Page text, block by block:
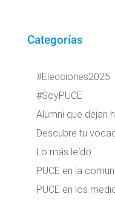
Categorías
#Elecciones2025
#SoyPUCE
Alumni que dejan
Descubre tu
Lo más leído
PUCE en la
PUCE en los